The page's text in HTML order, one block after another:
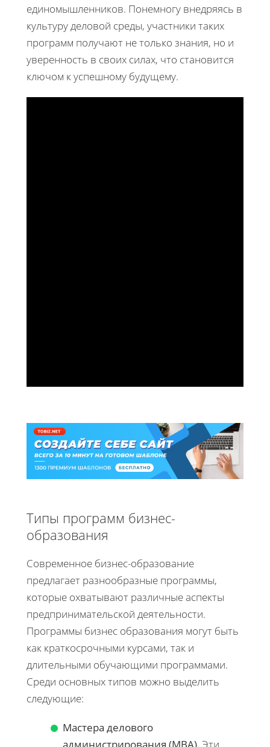
единомышленников. Понемногу внедряясь в
культуру деловой среды, участники таких
программ получают не только знания, но и
уверенность в своих силах, что становится
ключом к успешному будущему.
Типы программ бизнес-
образования
Современное бизнес-образование
предлагает разнообразные программы,
которые охватывают различные аспекты
предпринимательской деятельности.
Программы бизнес образования могут быть
как краткосрочными курсами, так и
длительными обучающими программами.
Среди основных типов можно выделить
следующие:
Мастера делового
администрирования (MBA) . Эти